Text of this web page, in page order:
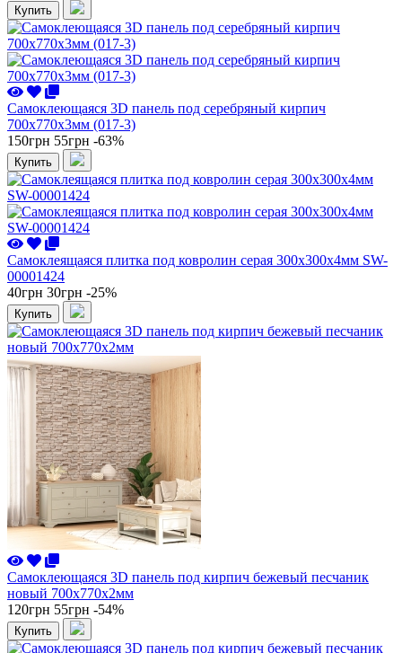
Купить
Самоклеющаяся 3D панель под серебряный кирпич
700x770x3мм (017-3)
150грн 55грн -63%
Купить
Самоклеящаяся плитка под ковролин серая 300х300х4мм SW-
00001424
40грн 30грн -25%
Купить
Самоклеющаяся 3D панель под кирпич бежевый песчаник
новый 700x770x2мм
120грн 55грн -54%
Купить